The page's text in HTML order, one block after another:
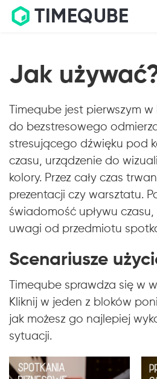
TIMEQUBE
Jak
Timeqube jest pierwszym
do bezstresowego
stresującego dźwięku pod
czasu, urządzenie do
kolory. Przez cały czas
prezentacji czy warsztatu.
świadomość upływu
uwagi od przedmiotu
Scenariusze
Timeqube sprawdza się w
Kliknij w jeden z bloków
jak możesz go najlepiej
sytuacji.